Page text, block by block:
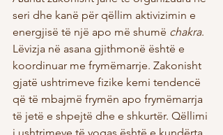
seri dhe kanë për qëllim aktivizimin e
energjisë të një apo më shumë chakra.
Lëvizja në asana gjithmonë është e
koordinuar me frymëmarrje. Zakonisht
gjatë ushtrimeve fizike kemi tendencë
që të mbajmë frymën apo frymëmarrja
të jetë e shpejtë dhe e shkurtër. Qëllimi